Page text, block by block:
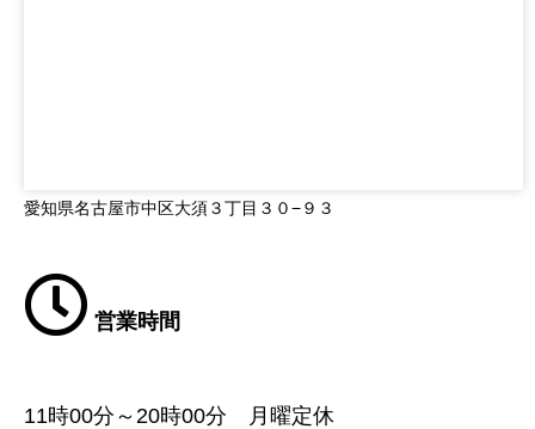
愛知県名古屋市中区大須３丁目３０−９３
営業時間
11時00分～20時00分 月曜定休